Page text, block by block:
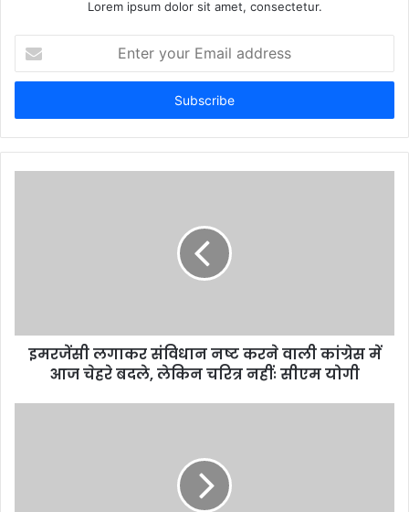
Lorem ipsum dolor sit amet, consectetur.
your
Email
इमरजेंसी लगाकर संविधान नष्ट करने वाली कांग्रेस में
आज चेहरे बदले, लेकिन चरित्र नहींः सीएम योगी